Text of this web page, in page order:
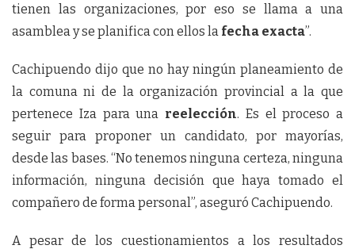
tienen las organizaciones, por eso se llama a una
asamblea y se planifica con ellos la fecha exacta”.
Cachipuendo dijo que no hay ningún planeamiento de
la comuna ni de la organización provincial a la que
pertenece Iza para una reelección. Es el proceso a
seguir para proponer un candidato, por mayorías,
desde las bases. “No tenemos ninguna certeza, ninguna
información, ninguna decisión que haya tomado el
compañero de forma personal”, aseguró Cachipuendo.
A pesar de los cuestionamientos a los resultados